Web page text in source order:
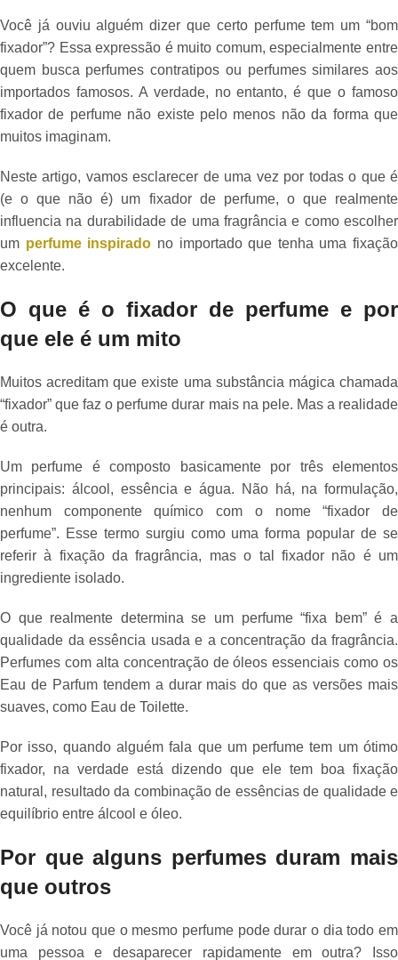
Você já ouviu alguém dizer que certo perfume tem um “bom
fixador”? Essa expressão é muito comum, especialmente entre
quem busca perfumes contratipos ou perfumes similares aos
importados famosos. A verdade, no entanto, é que o famoso
fixador de perfume não existe pelo menos não da forma que
muitos imaginam.
Neste artigo, vamos esclarecer de uma vez por todas o que é
(e o que não é) um fixador de perfume, o que realmente
influencia na durabilidade de uma fragrância e como escolher
um perfume inspirado no importado que tenha uma fixação
excelente.
O que é o fixador de perfume e por
que ele é um mito
Muitos acreditam que existe uma substância mágica chamada
“fixador” que faz o perfume durar mais na pele. Mas a realidade
é outra.
Um perfume é composto basicamente por três elementos
principais: álcool, essência e água. Não há, na formulação,
nenhum componente químico com o nome “fixador de
perfume”. Esse termo surgiu como uma forma popular de se
referir à fixação da fragrância, mas o tal fixador não é um
ingrediente isolado.
O que realmente determina se um perfume “fixa bem” é a
qualidade da essência usada e a concentração da fragrância.
Perfumes com alta concentração de óleos essenciais como os
Eau de Parfum tendem a durar mais do que as versões mais
suaves, como Eau de Toilette.
Por isso, quando alguém fala que um perfume tem um ótimo
fixador, na verdade está dizendo que ele tem boa fixação
natural, resultado da combinação de essências de qualidade e
equilíbrio entre álcool e óleo.
Por que alguns perfumes duram mais
que outros
Você já notou que o mesmo perfume pode durar o dia todo em
uma pessoa e desaparecer rapidamente em outra? Isso